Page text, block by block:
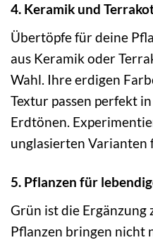
4. Keramik und
Übertöpfe für deine
aus Keramik oder
Wahl. Ihre erdigen
Textur passen perfekt
Erdtönen.
unglasierten Varianten
5. Pflanzen für
Grün ist die Ergänzung
Pflanzen bringen nicht